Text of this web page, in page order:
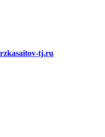
tj.ru